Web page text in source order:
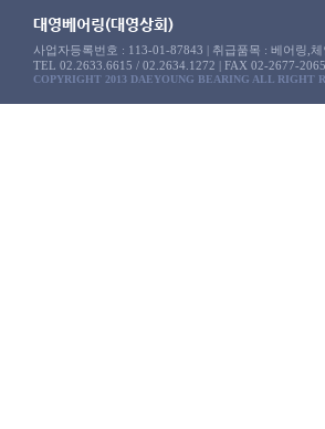
기타 베어
대영베어링(대영상회)
사업자등록번호 : 113-01-87843 | 취급품목 : 베어링,
TEL 02.2633.6615 / 02.2634.1272 | FAX 02-2677-
COPYRIGHT 2013 DAEYOUNG BEARING ALL RIGHT